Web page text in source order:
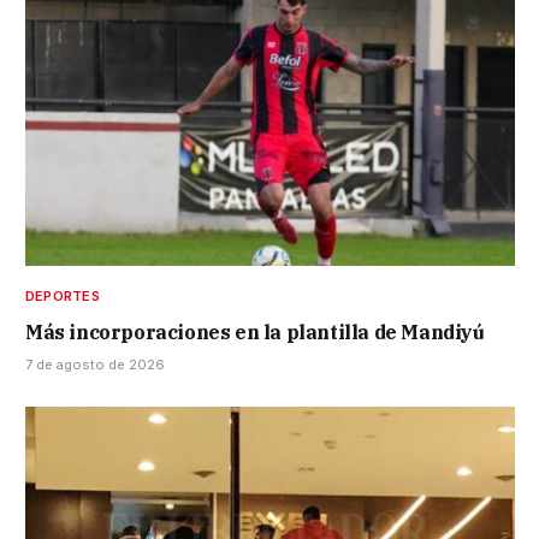
DEPORTES
Más incorporaciones en la plantilla de Mandiyú
7 de agosto de 2026